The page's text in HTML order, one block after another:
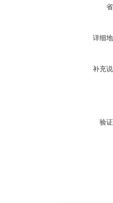
详细
补充
验